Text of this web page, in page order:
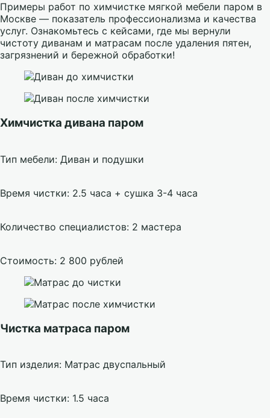
Примеры работ по химчистке мягкой мебели паром в
Москве — показатель профессионализма и качества
услуг. Ознакомьтесь с кейсами, где мы вернули
чистоту диванам и матрасам после удаления пятен,
загрязнений и бережной обработки!
Химчистка дивана паром
Тип мебели: Диван и подушки
Время чистки: 2.5 часа + сушка 3-4 часа
Количество специалистов: 2 мастера
Стоимость: 2 800 рублей
Чистка матраса паром
Тип изделия: Матрас двуспальный
Время чистки: 1.5 часа